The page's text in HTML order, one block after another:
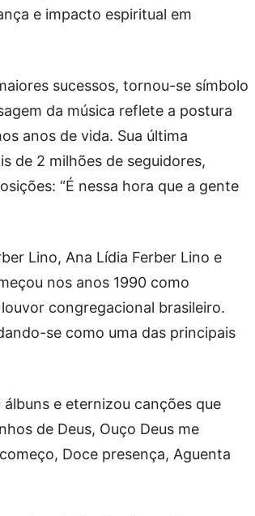
e impacto espiritual em
sucessos, tornou-se símbolo
da música reflete a postura
anos de vida. Sua última
de 2 milhões de seguidores,
“É nessa hora que a gente
Lino, Ana Lídia Ferber Lino e
nos anos 1990 como
congregacional brasileiro.
se como uma das principais
e eternizou canções que
de Deus, Ouço Deus me
Doce presença, Aguenta